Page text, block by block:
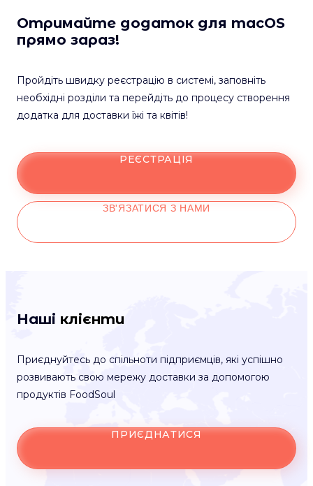
Отримайте додаток для macOS
прямо зараз!
Пройдіть швидку реєстрацію в системі, заповніть
необхідні розділи та перейдіть до процесу створення
додатка для доставки їжі та квітів!
РЕЄСТРАЦІЯ
ЗВ'ЯЗАТИСЯ З НАМИ
Наші клієнти
Приєднуйтесь до спільноти підприємців, які успішно
розвивають свою мережу доставки за допомогою
продуктів FoodSoul
ПРИЄДНАТИСЯ